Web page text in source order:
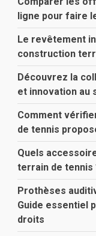
ligne pour faire
Le revêtement
construction
Découvrez la
et innovation au
Comment
de tennis
Quels
terrain de tennis
Prothèses
Guide essentiel
droits